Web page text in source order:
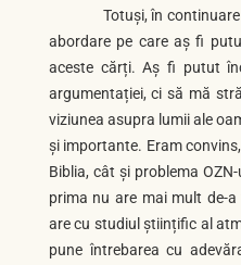
Totuși, în
abordare pe care aș fi
aceste cărți. Aș fi putut
argumentației, ci să mă
viziunea asupra lumii ale
și importante. Eram
Biblia, cât și problema
prima nu are mai mult de-
are cu studiul științific al
pune întrebarea cu